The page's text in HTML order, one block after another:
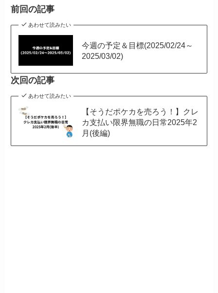
前回の記事
あわせて読みたい
今週の予定＆目標(2025/02/24～
2025/03/02)
次回の記事
あわせて読みたい
【そうだポケカを売ろう！】クレ
カ支払い限界無職の日常2025年2
月(後編)